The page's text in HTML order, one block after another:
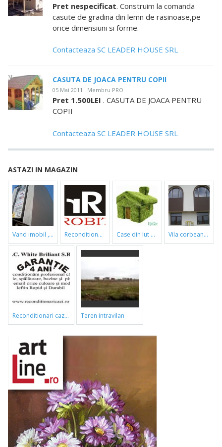
Pret nespecificat. Construim la comanda
casute de gradina din lemn de rasinoase,pe
orice dimensiuni si forme.
Contacteaza SC LEADER HOUSE SRL
CASUTA DE JOACA PENTRU COPII
05 Mai 2011 · Membru PRO
Pret 1.500LEI . CASUTA DE JOACA PENTRU
COPII
Contacteaza SC LEADER HOUSE SRL
ASTAZI IN MAGAZIN
vand imobil ,790m,piata gorjului,pret negociabil reconditionari cazi de baie case din lut si paie vila corbeanca
reconditionari cazi de baie teren intravilan